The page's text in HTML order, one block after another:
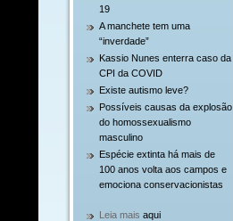
19
A manchete tem uma
“inverdade”
Kassio Nunes enterra caso da
CPI da COVID
Existe autismo leve?
Possíveis causas da explosão
do homossexualismo
masculino
Espécie extinta há mais de
100 anos volta aos campos e
emociona conservacionistas
Leia mais aqui